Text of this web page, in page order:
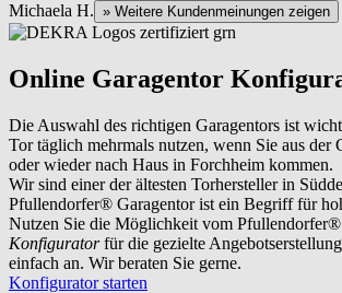
Michaela H. » Weitere Kundenmeinungen zeigen
Online Garagentor
Die Auswahl des richtigen Garagentors ist
Tor täglich mehrmals nutzen, wenn Sie aus der
oder wieder nach Haus in Forchheim kommen.
Wir sind einer der ältesten Torhersteller in
Pfullendorfer® Garagentor ist ein Begriff für
Nutzen Sie die Möglichkeit vom Pfullendorfer®
Konfiguratorfür die gezielte
einfach an. Wir beraten Sie gerne.
Konfigurator starten